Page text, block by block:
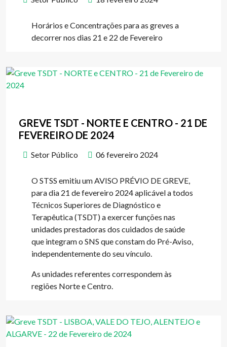
Horários e Concentrações para as greves a
decorrer nos dias 21 e 22 de Fevereiro
GREVE TSDT - NORTE E CENTRO - 21 DE
FEVEREIRO DE 2024
Setor Público 06 fevereiro 2024
O STSS emitiu um AVISO PRÉVIO DE GREVE,
para dia 21 de fevereiro 2024 aplicável a todos
Técnicos Superiores de Diagnóstico e
Terapêutica (TSDT) a exercer funções nas
unidades prestadoras dos cuidados de saúde
que integram o SNS que constam do Pré-Aviso,
independentemente do seu vínculo.
As unidades referentes correspondem às
regiões Norte e Centro.